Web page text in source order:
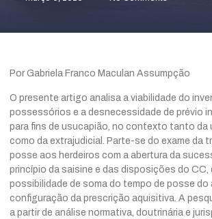
Por Gabriela Franco Maculan Assumpção
O presente artigo analisa a viabilidade do
possessórios e a desnecessidade de prévio
para fins de usucapião, no contexto tanto da
como da extrajudicial. Parte-se do exame da
posse aos herdeiros com a abertura da
princípio da saisine e das disposições do
possibilidade de soma do tempo de posse do
configuração da prescrição aquisitiva. A
a partir de análise normativa, doutrinária e